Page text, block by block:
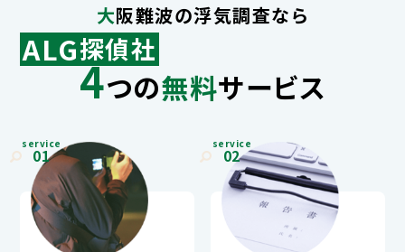
大阪難波の浮気調査なら
ALG探偵社
4つの無料サービス
service
01
service
02